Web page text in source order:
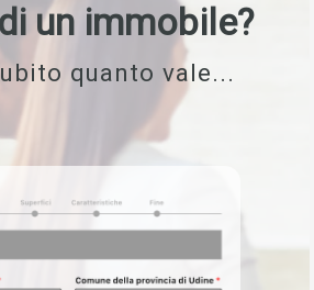
un immobile?
quanto vale...